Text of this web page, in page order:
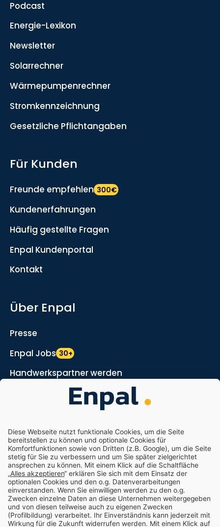
Podcast
Energie-Lexikon
Newsletter
Solarrechner
Wärmepumpenrechner
Stromkennzeichnung
Gesetzliche Pflichtangaben
Für Kunden
Freunde empfehlen 300€
Kundenerfahrungen
Häufig gestellte Fragen
Enpal Kundenportal
Kontakt
Über Enpal
Presse
Enpal Jobs 30+
Handwerkspartner werden
Marketing- und Vertriebspartner werden
Enpal.pro
Enpal Corporate
Impressum